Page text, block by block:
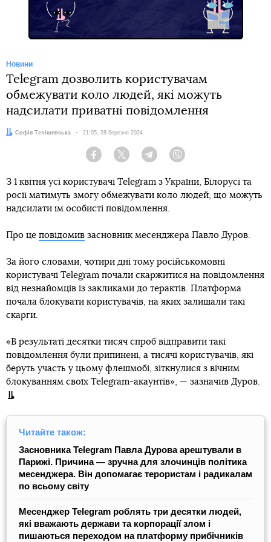
Новини
Telegram дозволить користувачам
обмежувати коло людей, які можуть
надсилати приватні повідомлення
Автор:
Софія Телішевська Дата:
21:05, 28 березня 2024
Facebook Twitter Telegram
З 1 квітня усі користувачі Telegram з України, Білорусі та
росії матимуть змогу обмежувати коло людей, що можуть
надсилати їм особисті повідомлення.
Про це повідомив засновник месенджера Павло Дуров.
За його словами, чотири дні тому російськомовні
користувачі Telegram почали скаржитися на повідомлення
від незнайомців із закликами до терактів. Платформа
почала блокувати користувачів, на яких залишали такі
скарги.
«В результаті десятки тисяч спроб відправити такі
повідомлення були припинені, а тисячі користувачів, які
беруть участь у цьому флешмобі, зіткнулися з вічним
блокуванням своїх Telegram-акаунтів», — зазначив Дуров.
Читайте також:
Засновника Telegram Павла Дурова арештували в
Парижі. Причина — зручна для злочинців політика
месенджера. Він допомагає терористам і радикалам
по всьому світу
Месенджер Telegram роблять три десятки людей,
які вважають держави та корпорації злом і
пишаються переходом на платформу прибічників